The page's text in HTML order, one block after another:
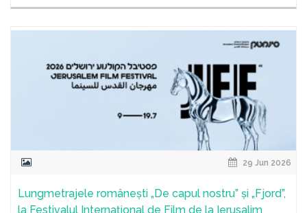
29 Jun 2026
Lungmetrajele românești „De capul nostru” și „Fjord”,
la Festivalul Internațional de Film de la Ierusalim